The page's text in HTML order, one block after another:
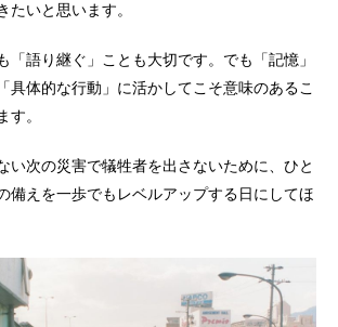
たいと思います。
「語り継ぐ」ことも大切です。でも「記憶」
具体的な行動」に活かしてこそ意味のあるこ
す。
い次の災害で犠牲者を出さないために、ひと
備えを一歩でもレベルアップする日にしてほ